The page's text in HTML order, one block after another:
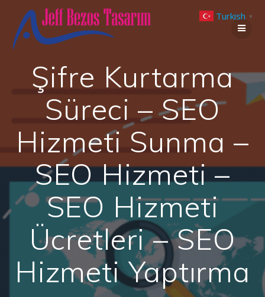
to
Şifre Kurtarma
Süreci – SEO
Hizmeti Sunma –
SEO Hizmeti –
SEO Hizmeti
Ücretleri – SEO
Hizmeti Yaptırma
Turkish ▼